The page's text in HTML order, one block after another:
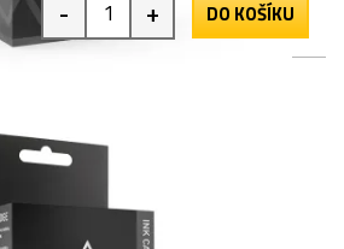
- + DO KOŠÍKU